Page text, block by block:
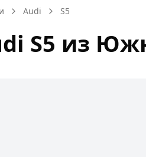
Audi S5
S5 из